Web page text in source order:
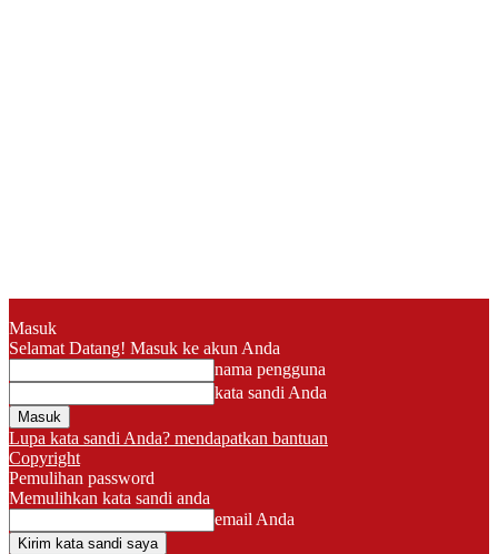
Masuk
Selamat Datang! Masuk ke akun Anda
nama pengguna
kata sandi Anda
Lupa kata sandi Anda? mendapatkan bantuan
Copyright
Pemulihan password
Memulihkan kata sandi anda
email Anda